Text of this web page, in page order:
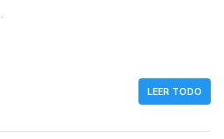
LEER TODO